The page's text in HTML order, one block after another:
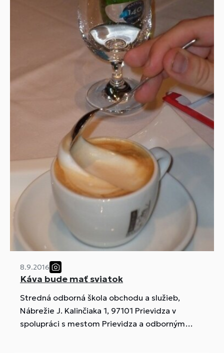
8.9.2016
Káva bude mať sviatok
Stredná odborná škola obchodu a služieb,
Nábrežie J. Kalinčiaka 1, 97101 Prievidza v
spolupráci s mestom Prievidza a odborným